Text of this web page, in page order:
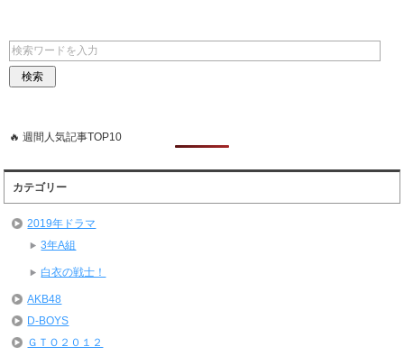
🔥 週間人気記事TOP10
カテゴリー
2019年ドラマ
3年A組
白衣の戦士！
AKB48
D-BOYS
ＧＴＯ２０１２